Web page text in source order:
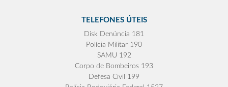
TELEFONES ÚTEIS
Disk Denúncia 181
Polícia Militar 190
SAMU 192
Corpo de Bombeiros 193
Defesa Civil 199